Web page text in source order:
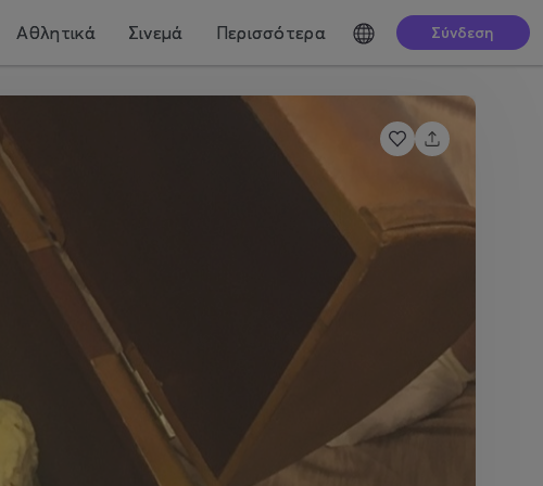
Αθλητικά Σινεμά Περισσότερα Σύνδεση